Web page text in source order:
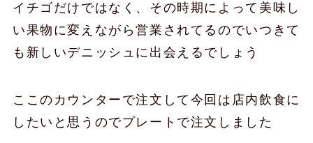
イチゴだけではなく、その時期によって美味し
い果物に変えながら営業されてるのでいつきて
も新しいデニッシュに出会えるでしょう
ここのカウンターで注文して今回は店内飲食に
したいと思うのでプレートで注文しました